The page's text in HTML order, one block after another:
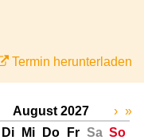
Termin herunterladen
August 2027
Di Mi Do Fr Sa So
› »